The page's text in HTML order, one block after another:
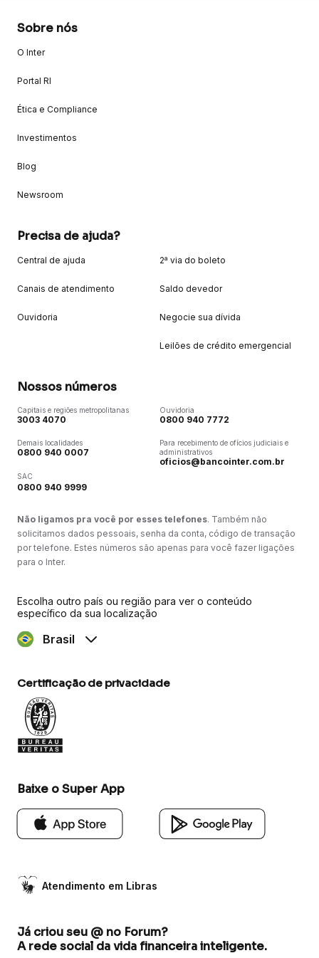
Sobre nós
O Inter
Portal RI
Ética e Compliance
Investimentos
Blog
Newsroom
Precisa de ajuda?
Central de ajuda
Canais de atendimento
Ouvidoria
2ª via do boleto
Saldo devedor
Negocie sua dívida
Leilões de crédito emergencial
Nossos números
Capitais e regiões metropolitanas
3003 4070
Demais localidades
0800 940 0007
SAC
0800 940 9999
Ouvidoria
0800 940 7772
Para recebimento de ofícios judiciais e
administrativos
oficios@bancointer.com.br
Não ligamos pra você por esses telefones. Também não
solicitamos dados pessoais, senha da conta, código de transação
por telefone. Estes números são apenas para você fazer ligações
para o Inter.
Escolha outro país ou região para ver o conteúdo
específico da sua localização
Brasil
Certificação de privacidade
Baixe o Super App
Atendimento em Libras
Já criou seu @ no Forum?
A rede social da vida financeira inteligente.